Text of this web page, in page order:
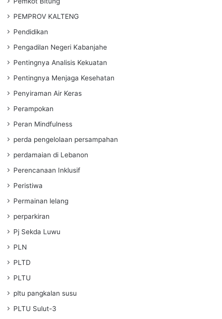
PEMPROV KALTENG
Pendidikan
Pengadilan Negeri Kabanjahe
Pentingnya Analisis Kekuatan
Pentingnya Menjaga Kesehatan
Penyiraman Air Keras
Perampokan
Peran Mindfulness
perda pengelolaan persampahan
perdamaian di Lebanon
Perencanaan Inklusif
Peristiwa
Permainan lelang
perparkiran
Pj Sekda Luwu
PLN
PLTD
PLTU
pltu pangkalan susu
PLTU Sulut-3